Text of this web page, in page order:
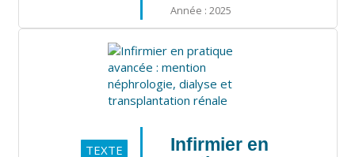
Année : 2025
TEXTE
Infirmier en